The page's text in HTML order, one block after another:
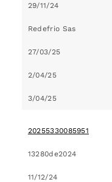
29/11/24
Redefrio Sas
27/03/25
2/04/25
3/04/25
20255330085951
13280de2024
11/12/24